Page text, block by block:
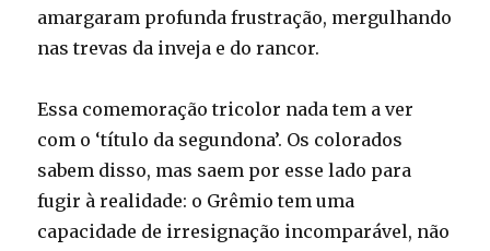
amargaram profunda frustração, mergulhando
nas trevas da inveja e do rancor.
Essa comemoração tricolor nada tem a ver
com o ‘título da segundona’. Os colorados
sabem disso, mas saem por esse lado para
fugir à realidade: o Grêmio tem uma
capacidade de irresignação incomparável, não